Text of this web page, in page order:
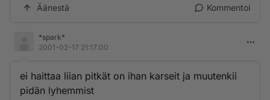
Äänestä Kommentoi
*spark*
2001-02-17 21:17:00
ei haittaa liian pitkät on ihan karseit ja muutenkii
pidän lyhemmist